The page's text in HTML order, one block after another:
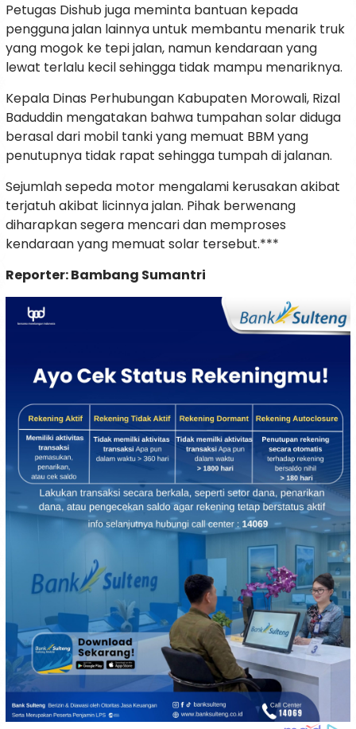
Petugas Dishub juga meminta bantuan kepada
pengguna jalan lainnya untuk membantu menarik truk
yang mogok ke tepi jalan, namun kendaraan yang
lewat terlalu kecil sehingga tidak mampu menariknya.
Kepala Dinas Perhubungan Kabupaten Morowali, Rizal
Baduddin mengatakan bahwa tumpahan solar diduga
berasal dari mobil tanki yang memuat BBM yang
penutupnya tidak rapat sehingga tumpah di jalanan.
Sejumlah sepeda motor mengalami kerusakan akibat
terjatuh akibat licinnya jalan. Pihak berwenang
diharapkan segera mencari dan memproses
kendaraan yang memuat solar tersebut.***
Reporter: Bambang Sumantri